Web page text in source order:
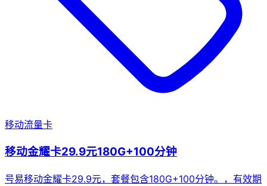
移动流量卡
移动金耀卡29.9元180G+100分钟
号易移动金耀卡29.9元，套餐包含180G+100分钟。，有效期